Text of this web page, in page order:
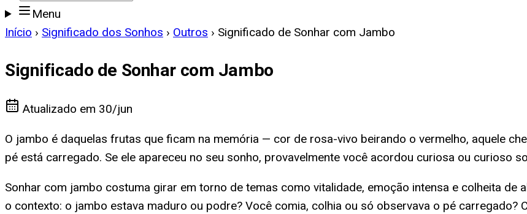
Menu
Início › Significado dos Sonhos › Outros › Significado de Sonhar com Jambo
Significado de Sonhar com Jambo
Atualizado em 30/jun
O jambo é daquelas frutas que ficam na memória — cor de rosa-vivo beirando o vermelho, aquele
pé está carregado. Se ele apareceu no seu sonho, provavelmente você acordou curiosa ou curioso
Sonhar com jambo costuma girar em torno de temas como vitalidade, emoção intensa e colheita de
o contexto: o jambo estava maduro ou podre? Você comia, colhia ou só observava o pé carregado?